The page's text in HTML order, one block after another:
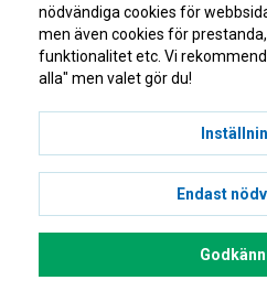
Highlights
© 2001–2026
nödvändiga cookies för
men även cookies för
funktionalitet etc. Vi
alla" men valet gör du!
Endast